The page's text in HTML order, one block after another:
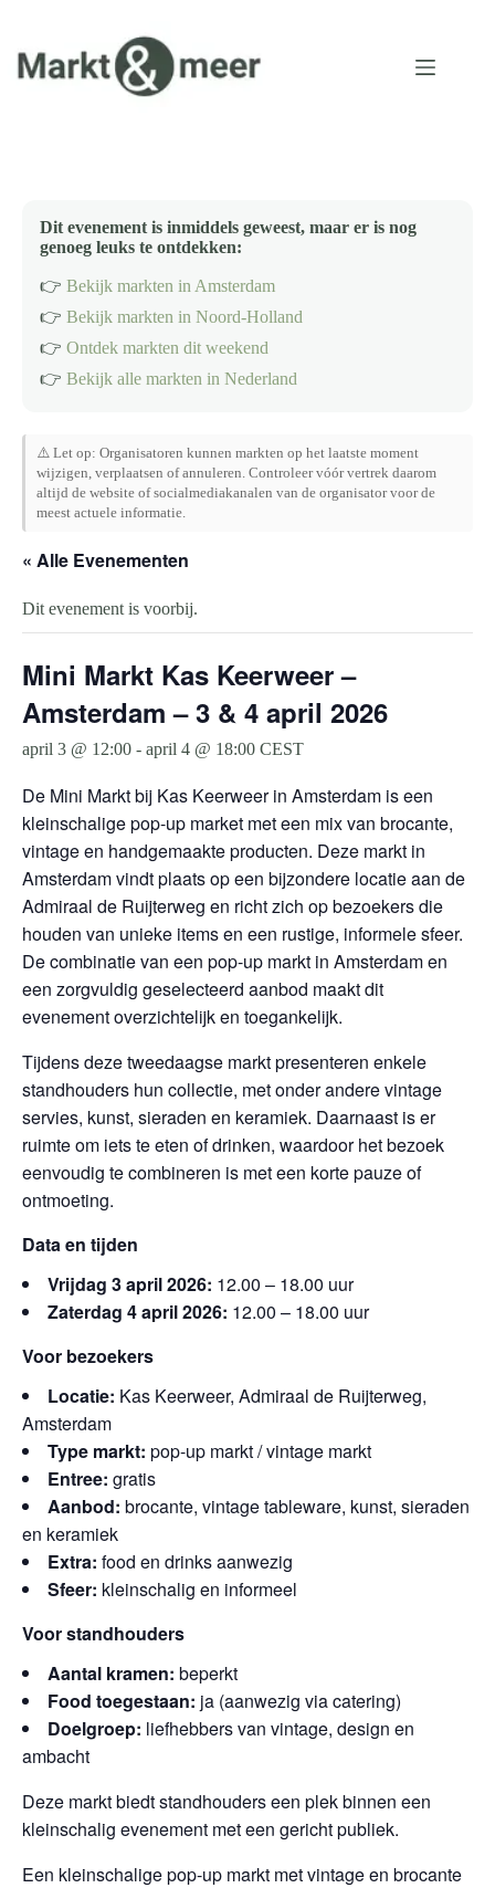
inhoud
Dit evenement is inmiddels geweest, maar er is nog
genoeg leuks te ontdekken:
👉 Bekijk markten in Amsterdam
👉 Bekijk markten in Noord-Holland
👉 Ontdek markten dit weekend
👉 Bekijk alle markten in Nederland
⚠️ Let op: Organisatoren kunnen markten op het laatste moment
wijzigen, verplaatsen of annuleren. Controleer vóór vertrek daarom
altijd de website of socialmediakanalen van de organisator voor de
meest actuele informatie.
« Alle Evenementen
Dit evenement is voorbij.
Mini Markt Kas Keerweer –
Amsterdam – 3 & 4 april 2026
april 3 @ 12:00 - april 4 @ 18:00 CEST
De Mini Markt bij Kas Keerweer in Amsterdam is een
kleinschalige pop-up market met een mix van brocante,
vintage en handgemaakte producten. Deze markt in
Amsterdam vindt plaats op een bijzondere locatie aan de
Admiraal de Ruijterweg en richt zich op bezoekers die
houden van unieke items en een rustige, informele sfeer.
De combinatie van een pop-up markt in Amsterdam en
een zorgvuldig geselecteerd aanbod maakt dit
evenement overzichtelijk en toegankelijk.
Tijdens deze tweedaagse markt presenteren enkele
standhouders hun collectie, met onder andere vintage
servies, kunst, sieraden en keramiek. Daarnaast is er
ruimte om iets te eten of drinken, waardoor het bezoek
eenvoudig te combineren is met een korte pauze of
ontmoeting.
Data en tijden
Vrijdag 3 april 2026: 12.00 – 18.00 uur
Zaterdag 4 april 2026: 12.00 – 18.00 uur
Voor bezoekers
Locatie: Kas Keerweer, Admiraal de Ruijterweg,
Amsterdam
Type markt: pop-up markt / vintage markt
Entree: gratis
Aanbod: brocante, vintage tableware, kunst, sieraden
en keramiek
Extra: food en drinks aanwezig
Sfeer: kleinschalig en informeel
Voor standhouders
Aantal kramen: beperkt
Food toegestaan: ja (aanwezig via catering)
Doelgroep: liefhebbers van vintage, design en
ambacht
Deze markt biedt standhouders een plek binnen een
kleinschalig evenement met een gericht publiek.
Een kleinschalige pop-up markt met vintage en brocante